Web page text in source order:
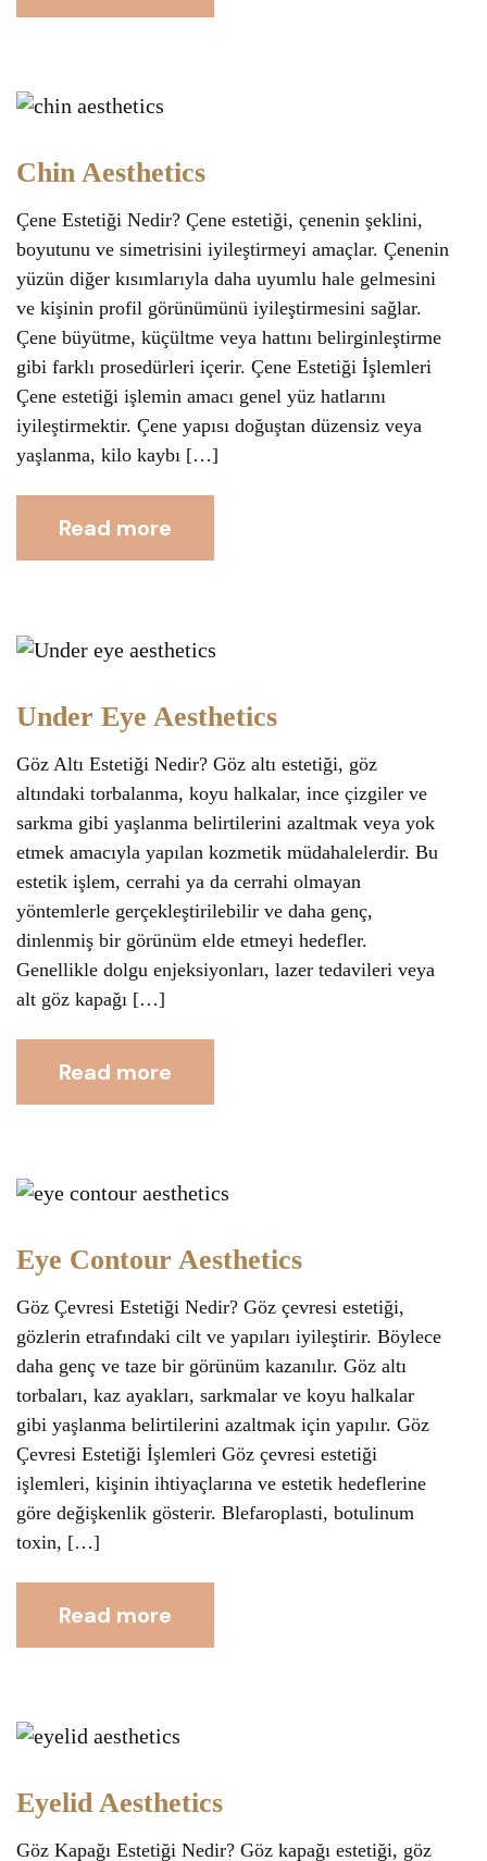
Chin Aesthetics
Çene Estetiği Nedir? Çene estetiği, çenenin şeklini,
boyutunu ve simetrisini iyileştirmeyi amaçlar. Çenenin
yüzün diğer kısımlarıyla daha uyumlu hale gelmesini
ve kişinin profil görünümünü iyileştirmesini sağlar.
Çene büyütme, küçültme veya hattını belirginleştirme
gibi farklı prosedürleri içerir. Çene Estetiği İşlemleri
Çene estetiği işlemin amacı genel yüz hatlarını
iyileştirmektir. Çene yapısı doğuştan düzensiz veya
yaşlanma, kilo kaybı […]
Read more
Under Eye Aesthetics
Göz Altı Estetiği Nedir? Göz altı estetiği, göz
altındaki torbalanma, koyu halkalar, ince çizgiler ve
sarkma gibi yaşlanma belirtilerini azaltmak veya yok
etmek amacıyla yapılan kozmetik müdahalelerdir. Bu
estetik işlem, cerrahi ya da cerrahi olmayan
yöntemlerle gerçekleştirilebilir ve daha genç,
dinlenmiş bir görünüm elde etmeyi hedefler.
Genellikle dolgu enjeksiyonları, lazer tedavileri veya
alt göz kapağı […]
Read more
Eye Contour Aesthetics
Göz Çevresi Estetiği Nedir? Göz çevresi estetiği,
gözlerin etrafındaki cilt ve yapıları iyileştirir. Böylece
daha genç ve taze bir görünüm kazanılır. Göz altı
torbaları, kaz ayakları, sarkmalar ve koyu halkalar
gibi yaşlanma belirtilerini azaltmak için yapılır. Göz
Çevresi Estetiği İşlemleri Göz çevresi estetiği
işlemleri, kişinin ihtiyaçlarına ve estetik hedeflerine
göre değişkenlik gösterir. Blefaroplasti, botulinum
toxin, […]
Read more
Eyelid Aesthetics
Göz Kapağı Estetiği Nedir? Göz kapağı estetiği, göz